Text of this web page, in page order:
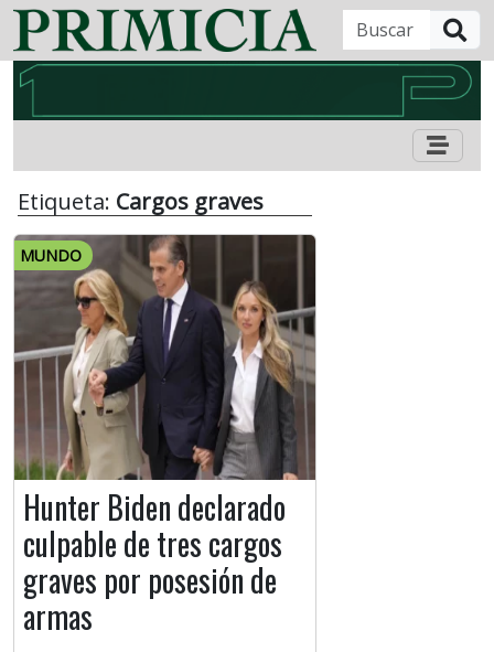
Etiqueta: Cargos graves
MUNDO
Hunter Biden declarado
culpable de tres cargos
graves por posesión de
armas